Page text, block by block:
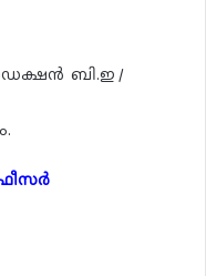
ബി.ഇ /